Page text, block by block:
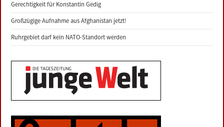
Gerechtigkeit für Konstantin Gedig
Großzügige Aufnahme aus Afghanistan jetzt!
Ruhrgebiet darf kein NATO-Standort werden